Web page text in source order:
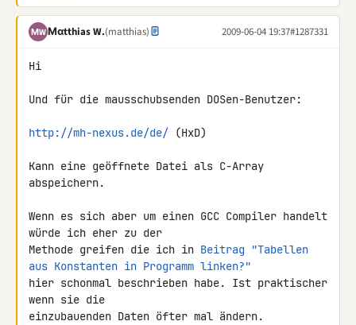
ΜWΜαtthias W.(matthias) 2009-06-04 19:37#1287331
Hi
Und für die mausschubsenden DOSen-Benutzer:
http://mh-nexus.de/de/ (HxD)
Kann eine geöffnete Datei als C-Array
abspeichern.
Wenn es sich aber um einen GCC Compiler handelt
würde ich eher zu der
Methode greifen die ich in Beitrag "Tabellen
aus Konstanten in Programm linken?"
hier schonmal beschrieben habe. Ist praktischer
wenn sie die
einzubauenden Daten öfter mal ändern.